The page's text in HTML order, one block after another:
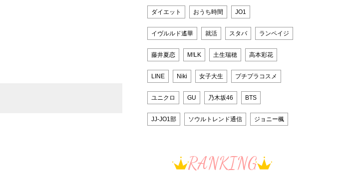
ダイエット おうち時間 JO1
イヴルルド遙華 就活 スタバ ランペイジ
藤井夏恋 M!LK 土生瑞穂 高本彩花
LINE Niki 女子大生 プチプラコスメ
ユニクロ GU 乃木坂46 BTS
JJ-JO1部 ソウルトレンド通信 ジョニー楓
RANKING